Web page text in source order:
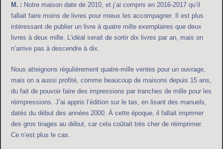
M. : Notre maison date de 2010, et j’ai compris en 2016-2017 qu’il
fallait faire moins de livres pour mieux les accompagner. Il est plus
intéressant de publier un livre à quatre mille exemplaires que deux
livres à deux mille. L’idéal serait de sortir dix livres par an, mais on
n’arrive pas à descendre à dix.
Nous atteignons régulièrement quatre-mille ventes pour un ouvrage,
mais on a aussi profité, comme beaucoup de maisons depuis 15 ans,
du fait de pouvoir faire des impressions par tranches de mille pour les
réimpressions. J’ai appris l’édition sur le tas, en lisant des manuels,
datés du début des années 2000. À cette époque, il fallait imprimer
des gros tirages au début, car cela coûtait très cher de réimprimer.
Ce n’est plus le cas.